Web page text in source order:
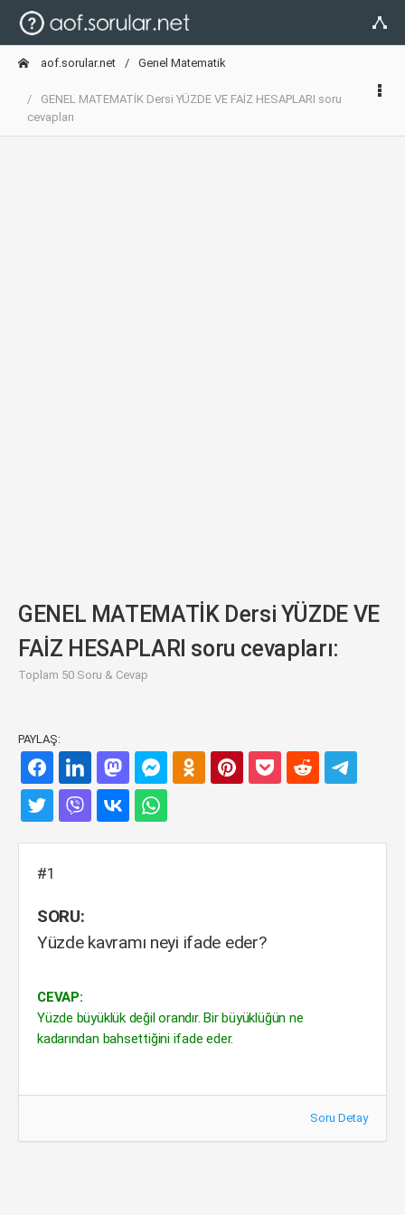
aof.sorular.net Genel Matematik
GENEL MATEMATİK Dersi YÜZDE VE FAİZ HESAPLARI soru
cevapları
GENEL MATEMATİK Dersi YÜZDE VE
FAİZ HESAPLARI soru cevapları:
Toplam 50 Soru & Cevap
PAYLAŞ:
#1
SORU:
Yüzde kavramı neyi ifade eder?
CEVAP:
Yüzde büyüklük değil orandır. Bir büyüklüğün ne
kadarından bahsettiğini ifade eder.
Soru Detay